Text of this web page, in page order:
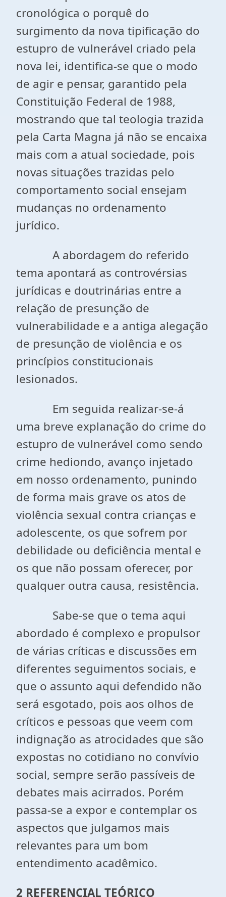
cronológica o porquê do
surgimento da nova tipificação do
estupro de vulnerável criado pela
nova lei, identifica-se que o modo
de agir e pensar, garantido pela
Constituição Federal de 1988,
mostrando que tal teologia trazida
pela Carta Magna já não se encaixa
mais com a atual sociedade, pois
novas situações trazidas pelo
comportamento social ensejam
mudanças no ordenamento
jurídico.
A abordagem do referido
tema apontará as controvérsias
jurídicas e doutrinárias entre a
relação de presunção de
vulnerabilidade e a antiga alegação
de presunção de violência e os
princípios constitucionais
lesionados.
Em seguida realizar-se-á
uma breve explanação do crime do
estupro de vulnerável como sendo
crime hediondo, avanço injetado
em nosso ordenamento, punindo
de forma mais grave os atos de
violência sexual contra crianças e
adolescente, os que sofrem por
debilidade ou deficiência mental e
os que não possam oferecer, por
qualquer outra causa, resistência.
Sabe-se que o tema aqui
abordado é complexo e propulsor
de várias críticas e discussões em
diferentes seguimentos sociais, e
que o assunto aqui defendido não
será esgotado, pois aos olhos de
críticos e pessoas que veem com
indignação as atrocidades que são
expostas no cotidiano no convívio
social, sempre serão passíveis de
debates mais acirrados. Porém
passa-se a expor e contemplar os
aspectos que julgamos mais
relevantes para um bom
entendimento acadêmico.
2 REFERENCIAL TEÓRICO